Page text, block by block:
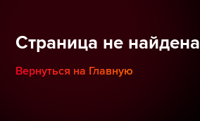
Страница не найдена
Вернуться на Главную